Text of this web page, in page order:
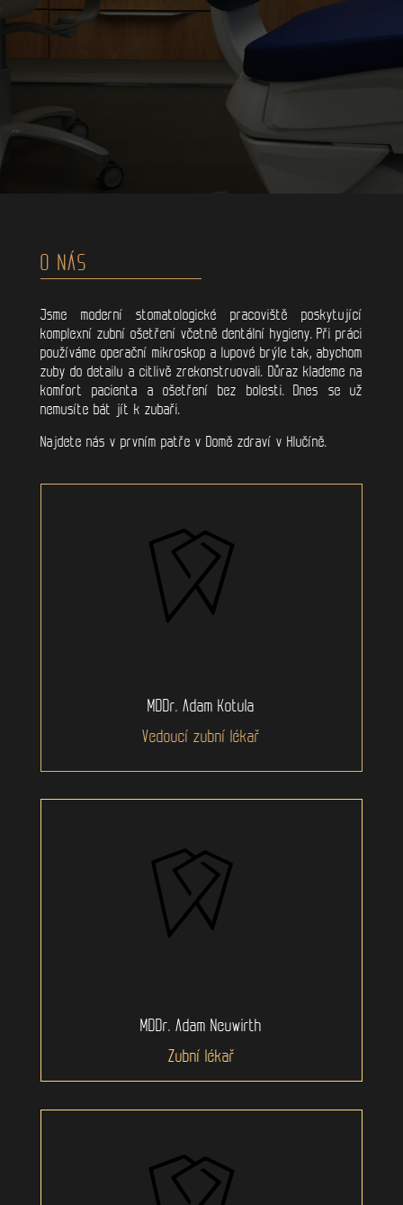
O NÁS
Jsme moderní stomatologické pracoviště poskytující
komplexní zubní ošetření včetně dentální hygieny. Při práci
používáme operační mikroskop a lupové brýle tak, abychom
zuby do detailu a citlivě zrekonstruovali. Důraz klademe na
komfort pacienta a ošetření bez bolesti. Dnes se už
nemusíte bát jít k zubaři.
Najdete nás v prvním patře v Domě zdraví v Hlučíně.
MDDr. Adam Kotula
Vedoucí zubní lékař
MDDr. Adam Neuwirth
Zubní lékař